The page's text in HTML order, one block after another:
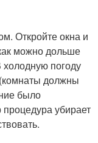
Откройте окна и
можно дольше
погоду
должны
было
убирает